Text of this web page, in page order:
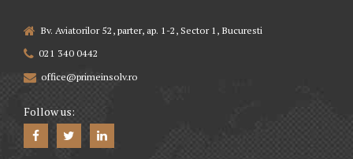
Bv. Aviatorilor 52, parter, ap. 1-2, Sector 1, Bucuresti
021 340 0442
office@primeinsolv.ro
Follow us: